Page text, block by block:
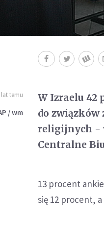
lat temu
/ wm
W Izraelu 42
do związków
religijnych -
Centralne
13 procent
się 12 procent,